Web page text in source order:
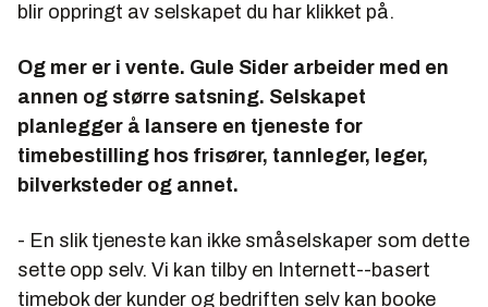
blir oppringt av selskapet du har klikket på.
Og mer er i vente. Gule Sider arbeider med en
annen og større satsning. Selskapet
planlegger å lansere en tjeneste for
timebestilling hos frisører, tannleger, leger,
bilverksteder og annet.
- En slik tjeneste kan ikke småselskaper som dette
sette opp selv. Vi kan tilby en Internett--basert
timebok der kunder og bedriften selv kan booke